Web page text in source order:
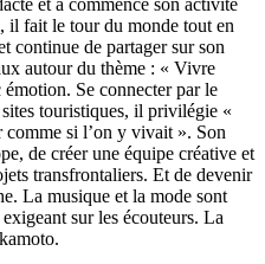
et a commencé son activité
il fait le tour du monde tout en
continue de partager sur son
autour du thème : « Vivre
Se connecter par le
touristiques, il privilégie «
comme si l’on y vivait ». Son
de créer une équipe créative et
transfrontaliers. Et de devenir
La musique et la mode sont
sur les écouteurs. La